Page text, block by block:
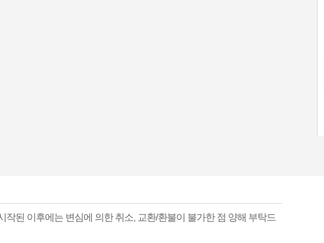
된 이후에는 변심에 의한 취소, 교환/환불이 불가한 점 양해 부탁드